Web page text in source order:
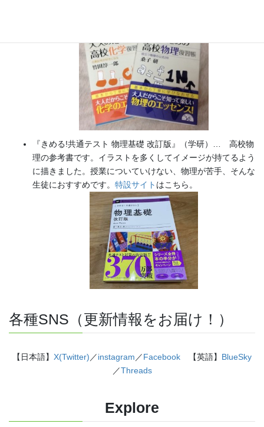
『きめる!共通テスト 物理基礎 改訂版』（学研）… 高校物
理の参考書です。イラストを多くしてイメージが持てるよう
に描きました。授業についていけない、物理が苦手、そんな
生徒におすすめです。 特設サイト はこちら。
各種SNS（更新情報をお届け！）
【日本語】 X(Twitter)／instagram／Facebook 【英語】 BlueSky
／Threads
Explore